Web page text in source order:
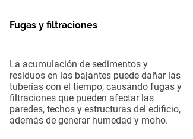
Fugas y filtraciones
La acumulación de sedimentos y
residuos en las bajantes puede dañar las
tuberías con el tiempo, causando fugas y
filtraciones que pueden afectar las
paredes, techos y estructuras del edificio,
además de generar humedad y moho.